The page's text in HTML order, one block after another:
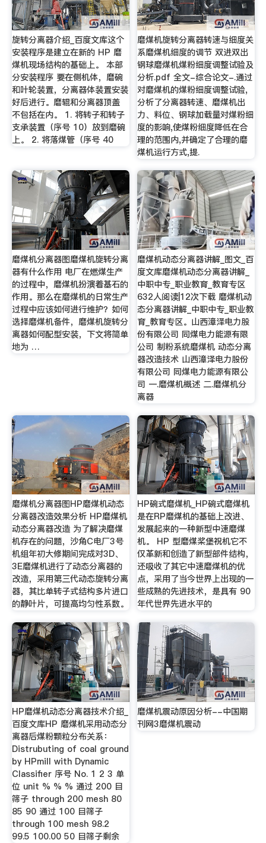
旋转分离器介绍_百度文库这个
安装程序是建立在新的 HP 磨
煤机现场结构的基础上。 本部
分安装程序 要在侧机体，磨碗
和叶轮装置，分离器体装置安装
好后进行。磨辊和分离器顶盖
不包括在内。 1. 将转子和转子
支承装置（序号 10）放到磨碗
上。 2. 将落煤管（序号 40
磨煤机旋转分离器转速与细度关
系磨煤机细度的调节 双进双出
钢球磨煤机煤粉细度调整试验及
分析.pdf 全文-综合论文-.通过
对磨煤机的煤粉细度调整试验,
分析了分离器转速、磨煤机出
力、料位、钢球加载量对煤粉细
度的影响,使煤粉细度降低在合
理的范围内,并确定了合理的磨
煤机运行方式,提.
磨煤机分离器图磨煤机旋转分离
器有什么作用 电厂在燃煤生产
的过程中，磨煤机扮演着基石的
作用。那么在磨煤机的日常生产
过程中应该如何进行维护？如何
选择磨煤机备件，磨煤机旋转分
离器如何配型安装，下文将简单
地为 …
磨煤机动态分离器讲解_图文_百
度文库磨煤机动态分离器讲解_
中职中专_职业教育_教育专区
632人阅读|12次下载 磨煤机动
态分离器讲解_中职中专_职业教
育_教育专区。山西漳泽电力股
份有限公司 同煤电力能源有限
公司 制粉系统磨煤机 动态分离
器改造技术 山西漳泽电力股份
有限公司 同煤电力能源有限公
司 一.磨煤机概述 二.磨煤机分
离器
磨煤机分离器图HP磨煤机动态
分离器改造效果分析 HP磨煤机
动态分离器改造 为了解决磨煤
机存在的问题，沙角C电厂3号
机组年初大修期间完成对3D、
3E磨煤机进行了动态分离器的
改造，采用第三代动态旋转分离
器，其比单转子式结构多片进口
的静叶片，可提高均匀性系数。
HP碗式磨煤机_HP碗式磨煤机
是在RP磨煤机的基础上改进、
发展起来的一种新型中速磨煤
机。 HP 型磨煤桨堡祝机它不
仅革新和创造了新型部件结构，
还吸收了其它中速磨煤机的优
点，采用了当今世界上出现的一
些成熟的先进技术，是具有 90
年代世界先进水平的
HP磨煤机动态分离器技术介绍_
百度文库HP 磨煤机采用动态分
离器后煤粉颗粒分布关系：
Distrubuting of coal ground
by HPmill with Dynamic
Classifier 序号 No. 1 2 3 单
位 unit % % % 通过 200 目
筛子 through 200 mesh 80
85 90 通过 100 目筛子
through 100 mesh 98.2
99.5 100.00 50 目筛子剩余
磨煤机震动原因分析--中国期
刊网3磨煤机震动